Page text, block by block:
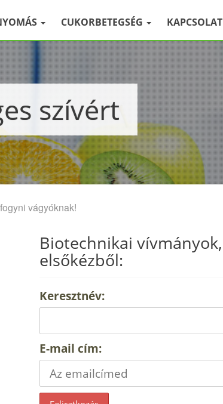
CUKORBETEGSÉG KAPCSOLAT
szívért
vágyóknak!
Biotechnikai vívmányok,
elsőkézből:
Keresztnév:
E-mail cím: